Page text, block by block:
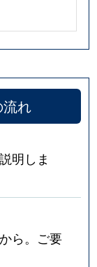
れ
明しま
ら。ご要